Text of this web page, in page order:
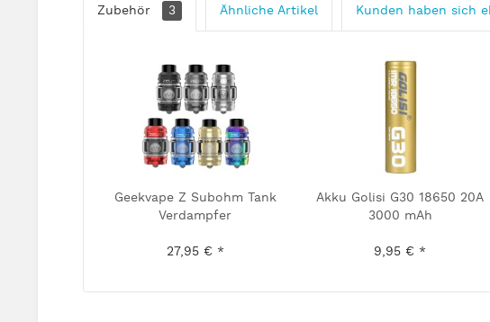
Zubehör 3 Ähnliche Artikel Kunden haben sich
Geekvape Z Subohm Tank
Verdampfer
27,95 € *
Akku Golisi G30 18650 20A
3000 mAh
9,95 € *